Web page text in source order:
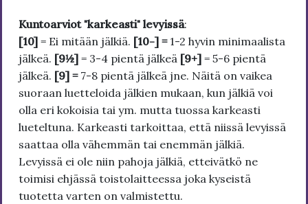
Kuntoarviot "karkeasti" levyissä:
[10] = Ei mitään jälkiä. [10-] = 1-2 hyvin minimaalista
jälkeä. [9½] = 3-4 pientä jälkeä [9+] = 5-6 pientä
jälkeä. [9] = 7-8 pientä jälkeä jne. Näitä on vaikea
suoraan luetteloida jälkien mukaan, kun jälkiä voi
olla eri kokoisia tai ym. mutta tuossa karkeasti
lueteltuna. Karkeasti tarkoittaa, että niissä levyissä
saattaa olla vähemmän tai enemmän jälkiä.
Levyissä ei ole niin pahoja jälkiä, etteivätkö ne
toimisi ehjässä toistolaitteessa joka kyseistä
tuotetta varten on valmistettu.